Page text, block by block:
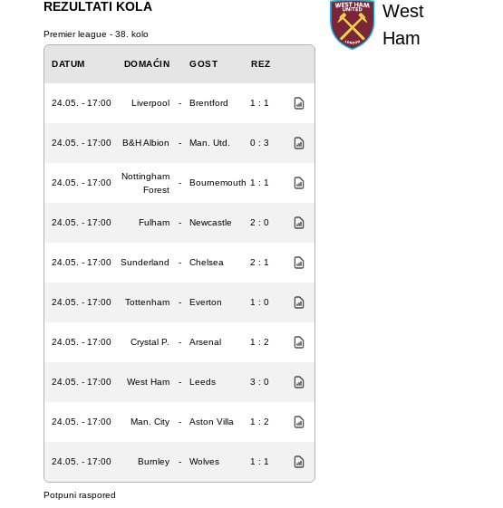
REZULTATI KOLA
Premier league - 38. kolo
DATUM DOMAĆIN GOST REZ
24.05. - 17:00 Liverpool - Brentford 1 : 1
24.05. - 17:00 B&H Albion - Man. Utd. 0 : 3
24.05. - 17:00
Nottingham
Forest
- Bournemouth 1 : 1
24.05. - 17:00 Fulham - Newcastle 2 : 0
24.05. - 17:00 Sunderland - Chelsea 2 : 1
24.05. - 17:00 Tottenham - Everton 1 : 0
24.05. - 17:00 Crystal P. - Arsenal 1 : 2
24.05. - 17:00 West Ham - Leeds 3 : 0
24.05. - 17:00 Man. City - Aston Villa 1 : 2
24.05. - 17:00 Burnley - Wolves 1 : 1
Potpuni raspored
West
Ham